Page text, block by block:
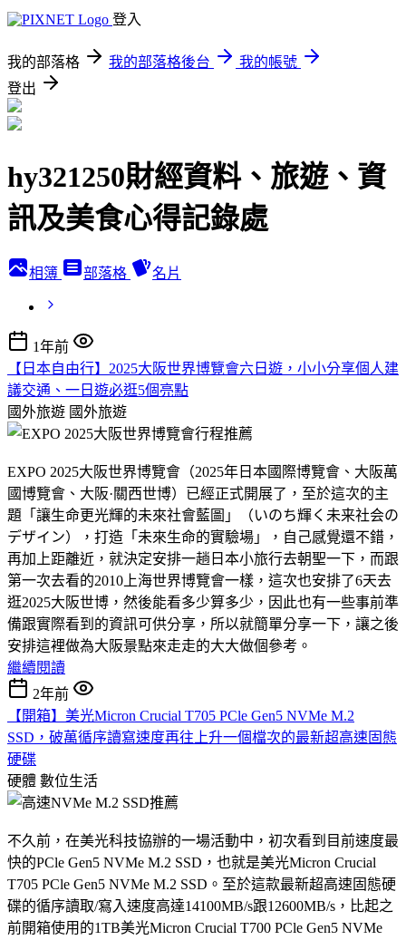
登入
我的部落格 我的部落格後台
我的帳號
登出
hy321250財經資料、旅遊、資
訊及美食心得記錄處
相簿 部落格 名片
1年前
【日本自由行】2025大阪世界博覽會六日遊，小小分享個人建
議交通、一日遊必逛5個亮點
國外旅遊 國外旅遊
EXPO 2025大阪世界博覽會（2025年日本國際博覽會、大阪萬
國博覽會、大阪·關西世博）已經正式開展了，至於這次的主
題「讓生命更光輝的未來社會藍圖」（いのち輝く未来社会の
デザイン），打造「未來生命的實驗場」，自己感覺還不錯，
再加上距離近，就決定安排一趟日本小旅行去朝聖一下，而跟
第一次去看的2010上海世界博覽會一樣，這次也安排了6天去
逛2025大阪世博，然後能看多少算多少，因此也有一些事前準
備跟實際看到的資訊可供分享，所以就簡單分享一下，讓之後
安排這裡做為大阪景點來走走的大大做個參考。
繼續閱讀
2年前
【開箱】美光Micron Crucial T705 PCle Gen5 NVMe M.2
SSD，破萬循序讀寫速度再往上升一個檔次的最新超高速固態
硬碟
硬體 數位生活
不久前，在美光科技協辦的一場活動中，初次看到目前速度最
快的PCle Gen5 NVMe M.2 SSD，也就是美光Micron Crucial
T705 PCle Gen5 NVMe M.2 SSD。至於這款最新超高速固態硬
碟的循序讀取/寫入速度高達14100MB/s跟12600MB/s，比起之
前開箱使用的1TB美光Micron Crucial T700 PCle Gen5 NVMe